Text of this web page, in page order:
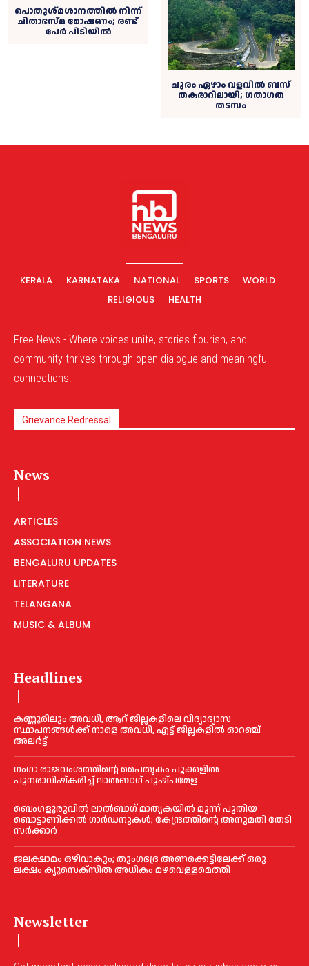
പൊതുശ്മശാനത്തിൽ നിന്ന്
ചിതാഭസ്മ മോഷണം; രണ്ട്
പേർ പിടിയിൽ
ചുരം ഏഴാം വളവിൽ ബസ്‌
തകരാറിലായി; ഗതാഗത
തടസം
KERALA KARNATAKA NATIONAL SPORTS
WORLD
RELIGIOUS
HEALTH
Free News - Where voices unite, stories flourish, and
community thrives through open dialogue and meaningful
connections.
Grievance Redressal
News
ARTICLES
ASSOCIATION NEWS
BENGALURU UPDATES
LITERATURE
TELANGANA
MUSIC & ALBUM
Headlines
കണ്ണൂരിലും അവധി, ആറ് ജില്ലകളിലെ വിദ്യാഭ്യാസ
സ്ഥാപനങ്ങൾക്ക് നാളെ അവധി, എട്ട് ജില്ലകളിൽ ഓറഞ്ച്
അലർട്ട്
ഗംഗാ രാജവംശത്തിന്റെ പൈതൃകം പൂക്കളിൽ
പുനരാവിഷ്‌കരിച്ച് ലാൽബാഗ് പുഷ്പമേള
ബെംഗളൂരുവിൽ ലാൽബാഗ് മാതൃകയിൽ മൂന്ന് പുതിയ
ബൊട്ടാണിക്കൽ ഗാർഡനുകൾ; കേന്ദ്രത്തിന്റെ അനുമതി തേടി
സർക്കാർ
ജലക്ഷാമം ഒഴിവാകും; തുംഗഭദ്ര അണക്കെട്ടിലേക്ക് ഒരു
ലക്ഷം ക്യുസെക്സില്‍ അധികം മഴവെള്ളമെത്തി
Newsletter